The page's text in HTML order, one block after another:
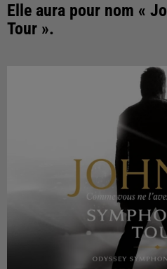
Elle aura pour nom «
Tour ».